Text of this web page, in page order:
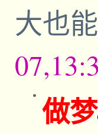
大也
做梦